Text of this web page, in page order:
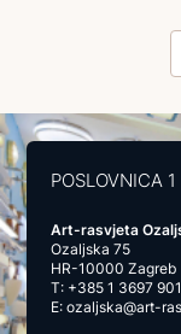
POSLOVNICA 1
Art-rasvjeta
Ozaljska 75
HR-10000 Zagreb
T: +385 1 3697 901
E:ozaljska@art-